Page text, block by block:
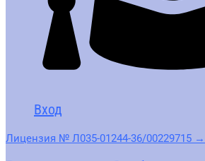
Вход
Лицензия № Л035-01244-36/00229715 →